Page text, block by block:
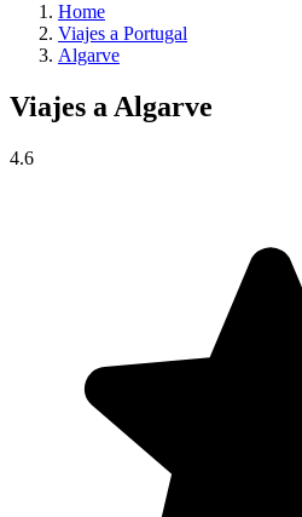
Home
Viajes a Portugal
Algarve
Viajes aAlgarve
4.6